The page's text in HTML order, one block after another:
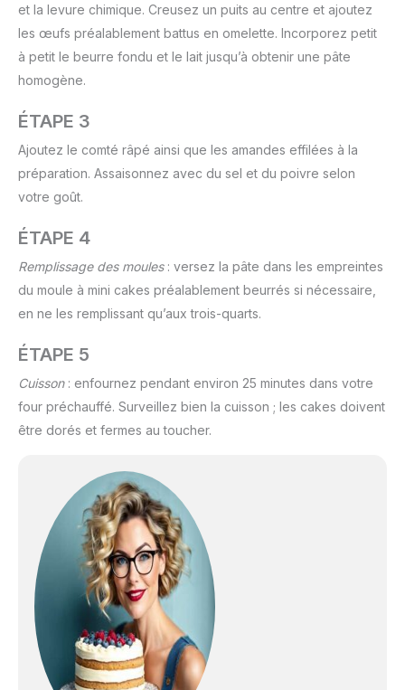
et la levure chimique. Creusez un puits au centre et ajoutez
les œufs préalablement battus en omelette. Incorporez petit
à petit le beurre fondu et le lait jusqu’à obtenir une pâte
homogène.
ÉTAPE 3
Ajoutez le comté râpé ainsi que les amandes effilées à la
préparation. Assaisonnez avec du sel et du poivre selon
votre goût.
ÉTAPE 4
Remplissage des moules: versez la pâte dans les empreintes
du moule à mini cakes préalablement beurrés si nécessaire,
en ne les remplissant qu’aux trois-quarts.
ÉTAPE 5
Cuisson: enfournez pendant environ 25 minutes dans votre
four préchauffé. Surveillez bien la cuisson ; les cakes doivent
être dorés et fermes au toucher.